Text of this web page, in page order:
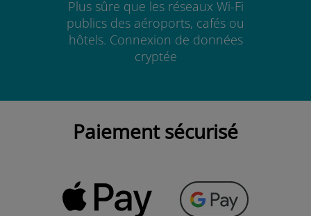
Plus sûre que les réseaux Wi-Fi
publics des aéroports, cafés ou
hôtels. Connexion de données
cryptée
Paiement sécurisé